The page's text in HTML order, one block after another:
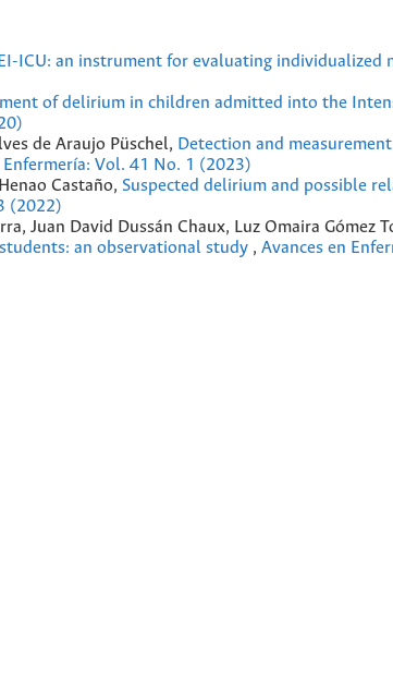
ICU: an instrument for evaluating individualized
of delirium in children admitted into the
de Araujo Püschel, Detection and
Enfermería: Vol. 41 No. 1 (2023)
Castaño, Suspected delirium and possible
(2022)
Juan David Dussán Chaux, Luz Omaira Gómez
an observational study , Avances en